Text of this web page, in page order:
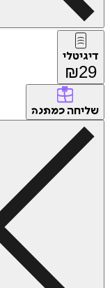
דיגיטלי
₪29
שליחה כמתנה